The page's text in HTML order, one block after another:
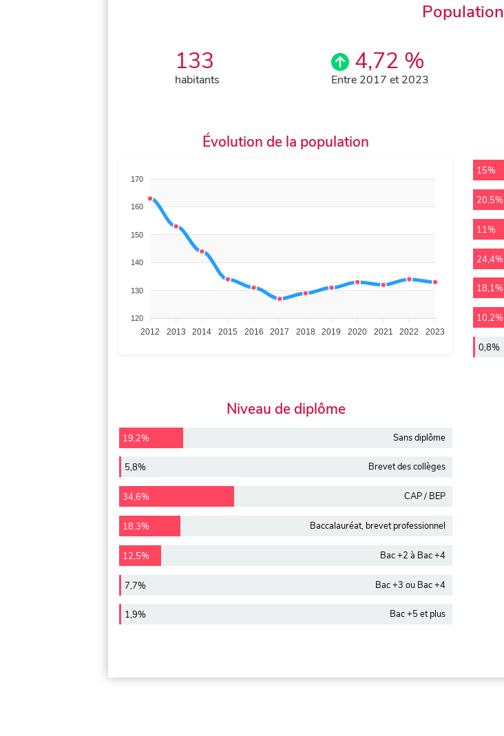
Population
133
habitants
4,72 %
Entre 2017 et 2023
Évolution de la population
170
160
150
140
130
120
2012 2013 2014 2015 2016 2017 2018 2019 2020 2021 2022 2023
15%
20,5%
11%
24,4%
18,1%
10,2%
0,8%
Niveau de diplôme
19,2% Sans diplôme
5,8% Brevet des collèges
34,6% CAP / BEP
18,3% Baccalauréat, brevet professionnel
12,5% Bac +2 à Bac +4
7,7% Bac +3 ou Bac +4
1,9% Bac +5 et plus